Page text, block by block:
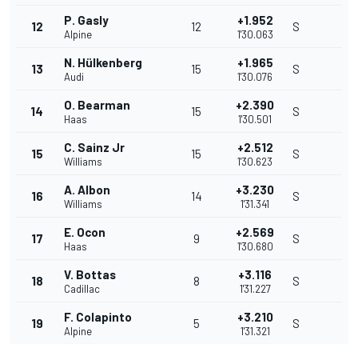
12 P. Gasly
Alpine
12 +1.952
1'30.063
S
13 N. Hülkenberg
Audi
15 +1.965
1'30.076
S
14 O. Bearman
Haas
15 +2.390
1'30.501
S
15 C. Sainz Jr
Williams
15 +2.512
1'30.623
S
16 A. Albon
Williams
14 +3.230
1'31.341
S
17 E. Ocon
Haas
9 +2.569
1'30.680
S
18 V. Bottas
Cadillac
8 +3.116
1'31.227
S
19 F. Colapinto
Alpine
5 +3.210
1'31.321
S